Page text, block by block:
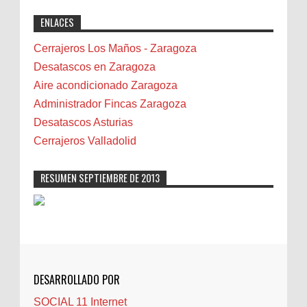
professional solutions. Highly recommended!"
Bicicletas
Bilbao
Biota
Camareta
Cáncer
Carmela Sauras
Carnavales
Castellón
Cerrajeros
Cocinas
Comentarios de la afición
ENLACES
Cerrajeros Los Maños - Zaragoza
Desatascos en Zaragoza
Aire acondicionado Zaragoza
Administrador Fincas Zaragoza
Desatascos Asturias
Cerrajeros Valladolid
RESUMEN SEPTIEMBRE DE 2013
DESARROLLADO POR
SOCIAL 11 Internet